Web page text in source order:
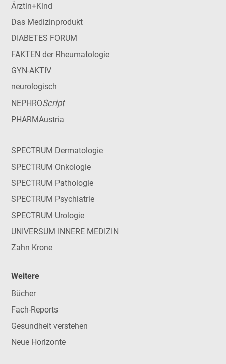
Ärztin+Kind
Das Medizinprodukt
DIABETES FORUM
FAKTEN der Rheumatologie
GYN-AKTIV
neurologisch
NEPHROScript
PHARMAustria
SPECTRUM Dermatologie
SPECTRUM Onkologie
SPECTRUM Pathologie
SPECTRUM Psychiatrie
SPECTRUM Urologie
UNIVERSUM INNERE MEDIZIN
Zahn Krone
Weitere
Bücher
Fach-Reports
Gesundheit verstehen
Neue Horizonte